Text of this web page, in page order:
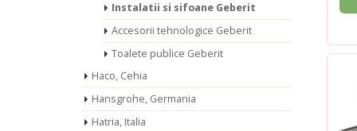
Instalatii si sifoane Geberit
Accesorii tehnologice Geberit
Toalete publice Geberit
Haco, Cehia
Hansgrohe, Germania
Hatria, Italia